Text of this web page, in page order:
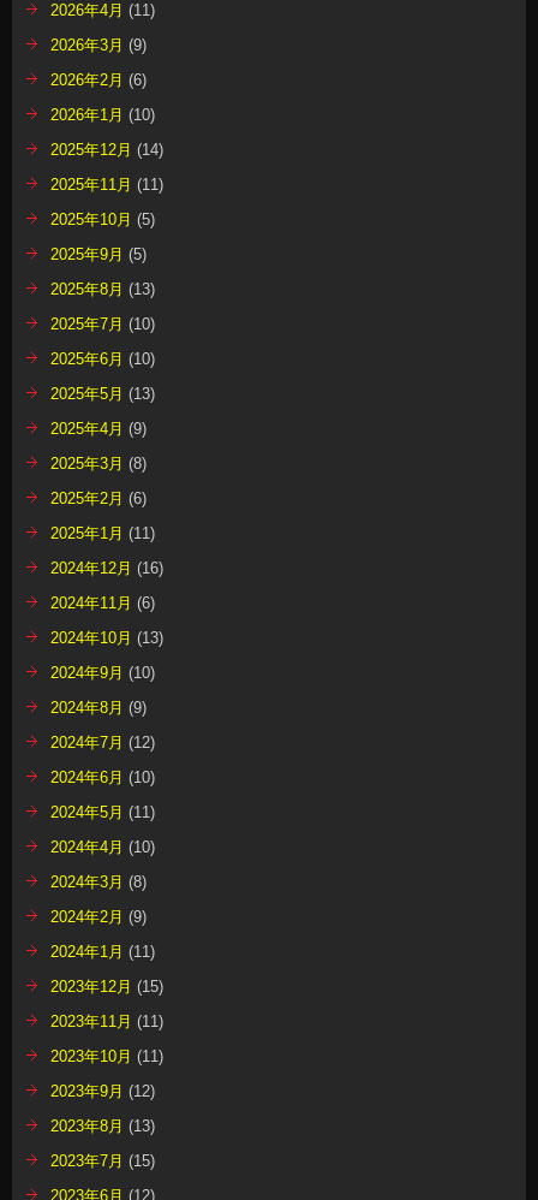
2026年4月 (11)
2026年3月 (9)
2026年2月 (6)
2026年1月 (10)
2025年12月 (14)
2025年11月 (11)
2025年10月 (5)
2025年9月 (5)
2025年8月 (13)
2025年7月 (10)
2025年6月 (10)
2025年5月 (13)
2025年4月 (9)
2025年3月 (8)
2025年2月 (6)
2025年1月 (11)
2024年12月 (16)
2024年11月 (6)
2024年10月 (13)
2024年9月 (10)
2024年8月 (9)
2024年7月 (12)
2024年6月 (10)
2024年5月 (11)
2024年4月 (10)
2024年3月 (8)
2024年2月 (9)
2024年1月 (11)
2023年12月 (15)
2023年11月 (11)
2023年10月 (11)
2023年9月 (12)
2023年8月 (13)
2023年7月 (15)
2023年6月 (12)